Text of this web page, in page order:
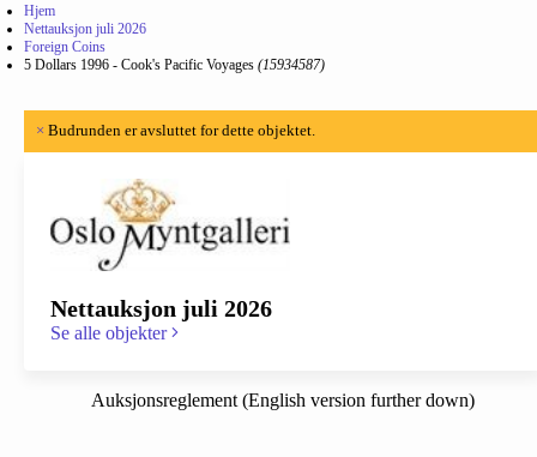
Hjem
Nettauksjon juli 2026
Foreign Coins
5 Dollars 1996 - Cook's Pacific Voyages (15934587)
× Budrunden er avsluttet for dette objektet.
Nettauksjon juli 2026
Se alle objekter
Auksjonsreglement (English version further down)